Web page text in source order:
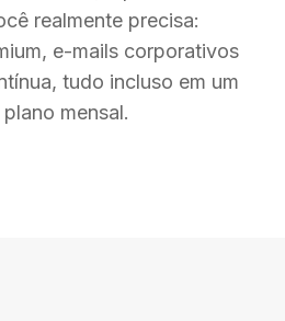
realmente precisa:
e-mails corporativos
tudo incluso em um
mensal.